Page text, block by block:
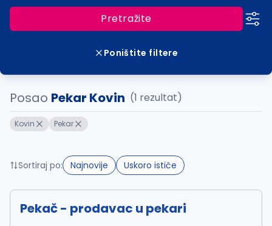
Pretražite
Poništite filtere
Posao Pekar Kovin (1 rezultat)
Kovin Pekar
Sortiraj po: Najnovije Uskoro ističe
Pekač - prodavac u pekari